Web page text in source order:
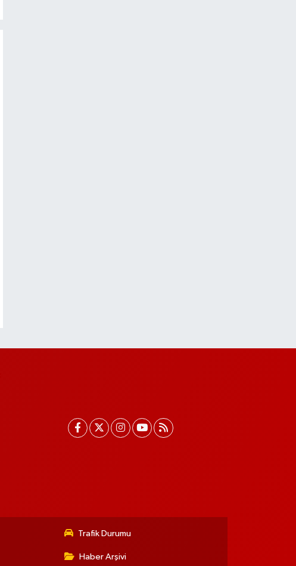
Trafik Durumu
Haber Arşivi